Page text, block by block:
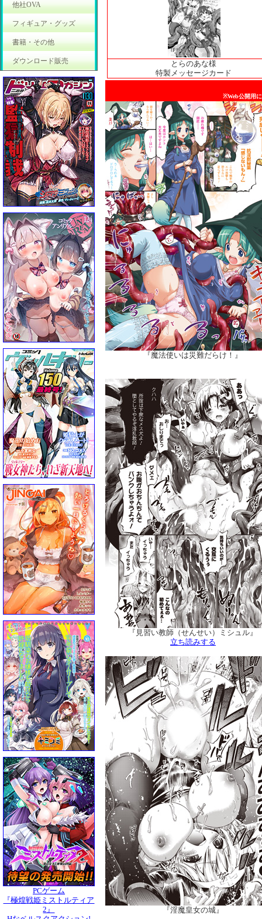
他社OVA
フィギュア・グッズ
書籍・その他
ダウンロード販売
PCゲーム
『極煌戦姫ミストルティア
2』
とらのあな様
特製メッセージカード
※Web公開用
『魔法使いは災難だらけ！』
『見習い教師（せんせい）ミシュル』
立ち読みする
『淫魔皇女の城』